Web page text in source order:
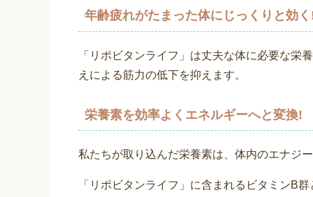
年齢疲れがたまった体にじっくりと効
「リポビタンライフ」は丈夫な体に必要な栄
えによる筋力の低下を抑えます。
栄養素を効率よくエネルギーへと変換!
私たちが取り込んだ栄養素は、体内のエナジ
「リポビタンライフ」に含まれるビタミンB